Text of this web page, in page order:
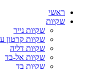
ראשי
שקיות
שקיות נייר
שקיות קרטון
שקיות דליה
שקיות אל-בד
שקיות בד